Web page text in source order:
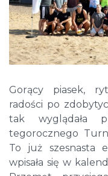
Gorący piasek,
radości po
tak wyglądała
tegorocznego
To już szesnasta
wpisała się w